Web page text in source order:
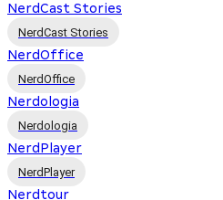
NerdCast Stories
NerdCast Stories
NerdOffice
NerdOffice
Nerdologia
Nerdologia
NerdPlayer
NerdPlayer
Nerdtour